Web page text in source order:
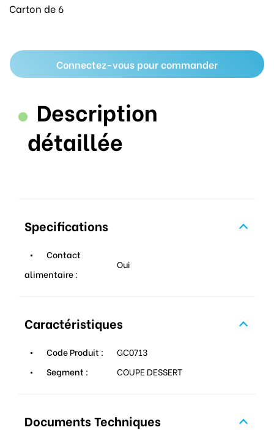
Carton de 6
Connectez-vous pour commander
Description
détaillée
Specifications
Contact
alimentaire :
Oui
Caractéristiques
Code Produit :
GC0713
Segment :
COUPE DESSERT
Documents Techniques